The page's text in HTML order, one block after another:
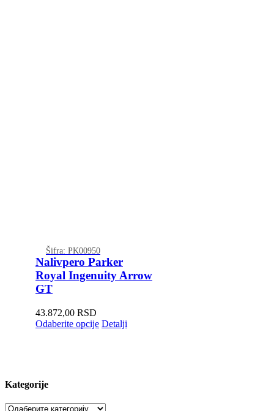
Šifra: PK00950
Nalivpero Parker
Royal Ingenuity Arrow
GT
43.872,00 RSD
Odaberite opcije Detalji
Kategorije